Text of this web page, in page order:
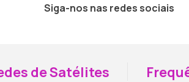
Siga-nos nas redes sociais
de Satélites